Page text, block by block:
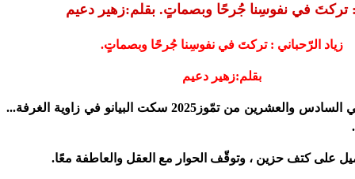
: تركتَ في نفوسِنا جُرحًا وبصماتٍ. بقلم:زهير دعيم
زياد الرّحباني : تركتَ في نفوسِنا جُرحًا وبصماتٍ.
بقلم:زهير دعيم
اليوم السبت وفي السادس والعشرين من تمّوز2025 سكت البيانو في زاوية الغرفة...
على كتف حزين ، وتوقّف الحوار مع العقل والعاطفة معًا.